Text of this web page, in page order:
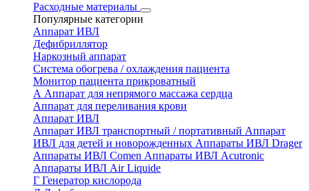
Расходные материалы
Популярные категории
Аппарат ИВЛ
Дефибриллятор
Наркозный аппарат
Система обогрева / охлаждения пациента
Монитор пациента прикроватный
А Аппарат для непрямого массажа сердца
Аппарат для переливания крови
Аппарат ИВЛ
Аппарат ИВЛ транспортный / портативный Аппарат
ИВЛ для детей и новорожденных Аппараты ИВЛ Drager
Аппараты ИВЛ Comen Аппараты ИВЛ Acutronic
Аппараты ИВЛ Air Liquide
Г Генератор кислорода